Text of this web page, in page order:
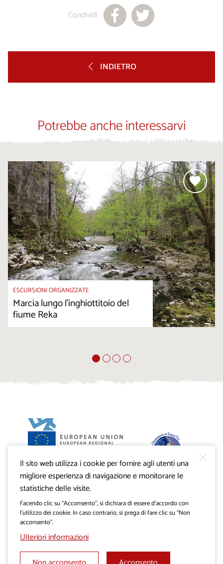
Condividi
INDIETRO
Potrebbe anche interessarvi
ESCURSIONI ORGANIZZATE
Marcia lungo l’inghiottitoio del
fiume Reka
Progetto VisitKras. L’investimento è cofinanziato dalla
Repubblica di Slovenia e dal Fondo europeo di sviluppo
regionale dell’Unione Europea.
Il sito web utilizza i cookie per fornire agli utenti una
migliore esperienza di navigazione e monitorare le
statistiche delle visite.
Facendo clic su “Acconsento”, si dichiara di essere d’accordo con
l’utilizzo dei cookie. In caso contrario, si prega di fare clic su “Non
acconsento”.
Ulteriori informazioni